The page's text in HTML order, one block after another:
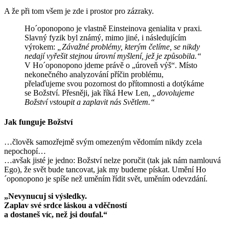
A že při tom všem je zde i prostor pro zázraky.
Ho´oponopono je vlastně Einsteinova genialita v praxi.
Slavný fyzik byl známý, mimo jiné, i následujícím
výrokem:
„Závažné problémy, kterým čelíme, se nikdy
nedají vyřešit stejnou úrovní myšlení, jež je způsobila.“
V Ho´oponopono jdeme právě o „úroveň výš“. Místo
nekonečného analyzování příčin problému,
přelaďujeme svou pozornost do přítomnosti a dotýkáme
se Božství. Přesněji, jak říká Hew Len,
„dovolujeme
Božství vstoupit a zaplavit nás Světlem.“
Jak funguje Božství
…člověk samozřejmě svým omezeným vědomím nikdy zcela
nepochopí…
…avšak jisté je jedno: Božství nelze poručit (tak jak nám namlouvá
Ego), že svět bude tancovat, jak my budeme pískat. Umění Ho
´oponopono je spíše než uměním řídit svět, uměním odevzdání.
„Nevynucuj si výsledky.
Zaplav své srdce láskou a vděčností
a dostaneš víc, než jsi doufal.“